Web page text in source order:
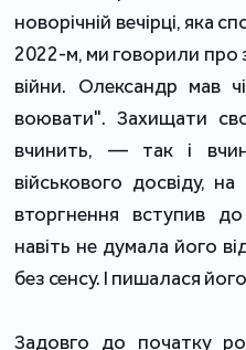
новорічній вечірці, яка
2022-м, ми говорили про
війни. Олександр мав
воювати". Захищати
вчинить, — так і
військового досвіду,
вторгнення вступив
навіть не думала його
без сенсу. І пишалася
Задовго до початку